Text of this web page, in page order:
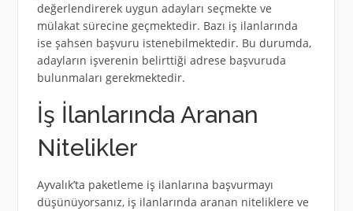
değerlendirerek uygun adayları seçmekte ve
mülakat sürecine geçmektedir. Bazı iş ilanlarında
ise şahsen başvuru istenebilmektedir. Bu durumda,
adayların işverenin belirttiği adrese başvuruda
bulunmaları gerekmektedir.
İş İlanlarında Aranan
Nitelikler
Ayvalık’ta paketleme iş ilanlarına başvurmayı
düşünüyorsanız, iş ilanlarında aranan niteliklere ve